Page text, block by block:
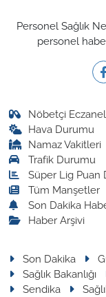
Personel Sağlık
personel
Nöbetçi
Hava Durumu
Namaz Vakitleri
Trafik Durumu
Süper Lig Puan
Tüm Manşetler
Son Dakika
Haber Arşivi
Son Dakika
Sağlık Bakanlığı
Sendika